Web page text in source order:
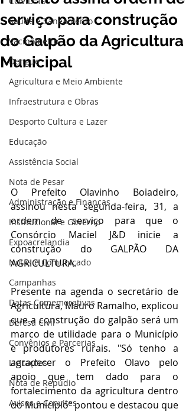
Saúde e Saneamento
Vacinômetro
Dengue
Agricultura e Meio Ambiente
Infraestrutura e Obras
Desporto Cultura e Lazer
Educação
Assistência Social
Nota de Pesar
Administração e Finanças
Institucional e Governo
Expoacrelandia
Notas e Comunicado
Campanhas
Datas Comemorativas
Defesa Civil
Convênios e Parcerias
Licitações
Nota de Repúdio
Avisos e Convites
serviço para construção
do Galpão da Agricultura
Municipal
O Prefeito Olavinho Boiadeiro,
assinou nesta segunda-feira, 31, a
ordem de serviço para que o
Consórcio Maciel J&D inicie a
construção do GALPÃO DA
AGRICULTURA.
Presente na agenda o secretário de
Agricultura, Mauro Ramalho, explicou
que a construção do galpão será um
marco de utilidade para o Município
e produtores rurais. "Só tenho a
agradecer o Prefeito Olavo pelo
apoio que tem dado para o
fortalecimento da agricultura dentro
do Município“ pontou e destacou que